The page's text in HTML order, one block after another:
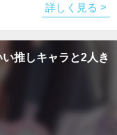
詳しく見る >
推しキャラと2人き